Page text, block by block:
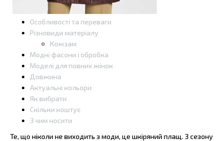
Особливості та переваги
Різновиди матеріалу
Кожзам
Модні фасони і обробка
Моделі для повних жінок
Довжина
Актуальні кольори
Як вибрати
Скільки коштує
З чим носити
Те, що ніколи не виходить з моди, це шкіряний плащ. З сезону